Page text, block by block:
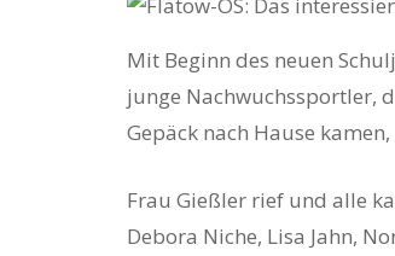
Mit Beginn des neuen
junge Nachwuchssportler,
Gepäck nach Hause
Frau Gießler rief und alle
Debora Niche, Lisa Jahn,